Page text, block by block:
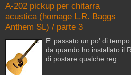
A-202 pickup per chitarra
acustica (homage L.R. Baggs
Anthem SL) / parte 3
E' passato un po' di
da quando ho installato il
di postare qualche reg...